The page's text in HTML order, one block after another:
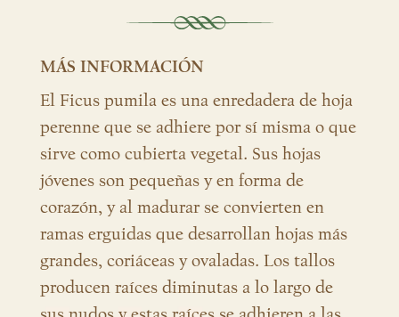
MÁS INFORMACIÓN
El Ficus pumila es una enredadera de hoja
perenne que se adhiere por sí misma o que
sirve como cubierta vegetal. Sus hojas
jóvenes son pequeñas y en forma de
corazón, y al madurar se convierten en
ramas erguidas que desarrollan hojas más
grandes, coriáceas y ovaladas. Los tallos
producen raíces diminutas a lo largo de